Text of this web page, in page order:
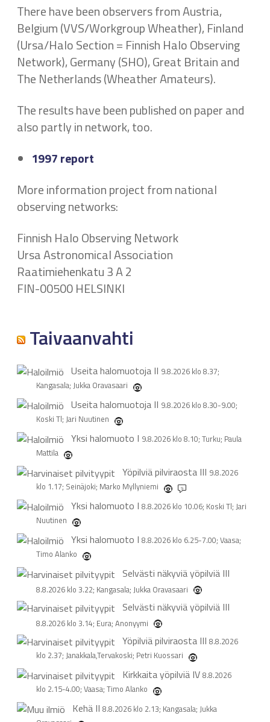
There have been observers from Austria,
Belgium (VVS/Workgroup Wheather), Finland
(Ursa/Halo Section = Finnish Halo Observing
Network), Germany (SHO), Great Britain and
The Netherlands (Wheather Amateurs).
The results have been published on paper and
also partly in network, too.
1997 report
More information project from national
observing networks:
Finnish Halo Observing Network
Ursa Astronomical Association
Raatimiehenkatu 3 A 2
FIN-00500 HELSINKI
Taivaanvahti
Useita halomuotoja II 9.8.2026 klo 8.37;
Kangasala; Jukka Oravasaari
Useita halomuotoja II 9.8.2026 klo 8.30-9.00;
Koski Tl; Jari Nuutinen
Yksi halomuoto I 9.8.2026 klo 8.10; Turku; Paula
Mattila
Yöpilviä pilviraosta III 9.8.2026
klo 1.17; Seinäjoki; Marko Myllyniemi 9
Yksi halomuoto I 8.8.2026 klo 10.06; Koski Tl; Jari
Nuutinen
Yksi halomuoto I 8.8.2026 klo 6.25-7.00; Vaasa;
Timo Alanko
Selvästi näkyviä yöpilviä III
8.8.2026 klo 3.22; Kangasala; Jukka Oravasaari
Selvästi näkyviä yöpilviä III
8.8.2026 klo 3.14; Eura; Anonyymi
Yöpilviä pilviraosta III 8.8.2026
klo 2.37; Janakkala,Tervakoski; Petri Kuossari
Kirkkaita yöpilviä IV 8.8.2026
klo 2.15-4.00; Vaasa; Timo Alanko
Kehä II 8.8.2026 klo 2.13; Kangasala; Jukka